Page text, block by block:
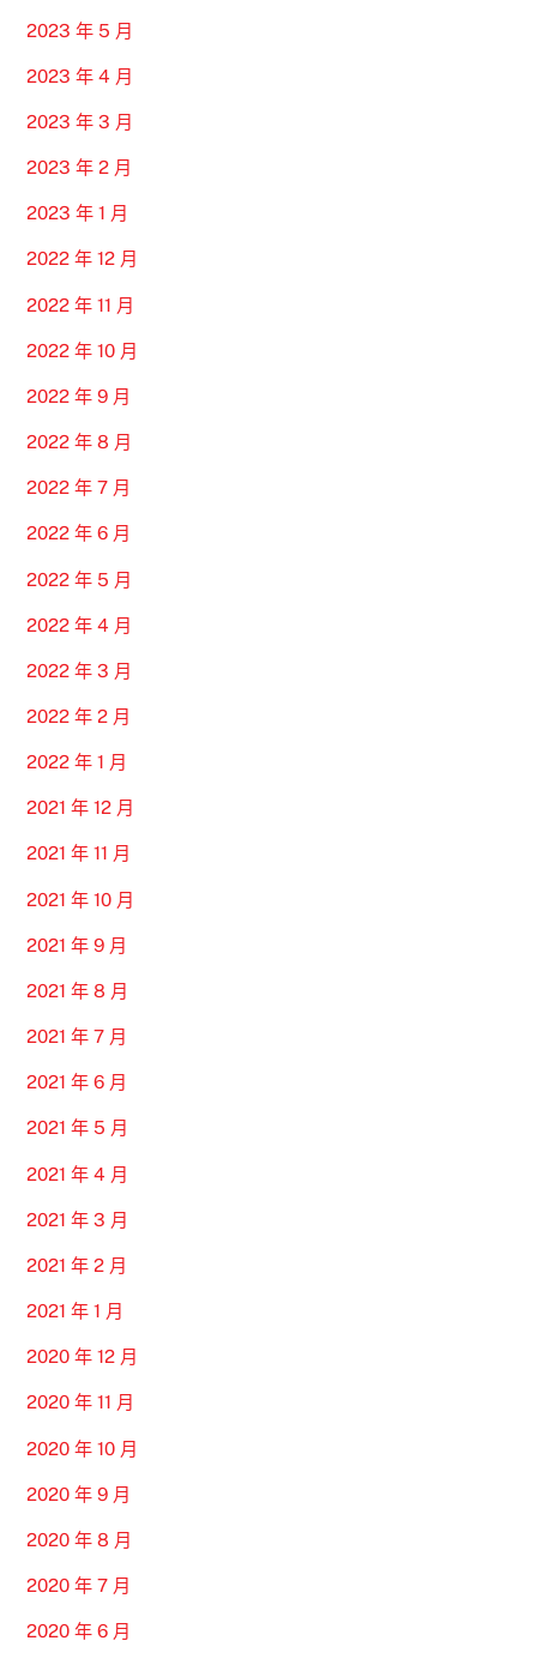
2023 年 5 月
2023 年 4 月
2023 年 3 月
2023 年 2 月
2023 年 1 月
2022 年 12 月
2022 年 11 月
2022 年 10 月
2022 年 9 月
2022 年 8 月
2022 年 7 月
2022 年 6 月
2022 年 5 月
2022 年 4 月
2022 年 3 月
2022 年 2 月
2022 年 1 月
2021 年 12 月
2021 年 11 月
2021 年 10 月
2021 年 9 月
2021 年 8 月
2021 年 7 月
2021 年 6 月
2021 年 5 月
2021 年 4 月
2021 年 3 月
2021 年 2 月
2021 年 1 月
2020 年 12 月
2020 年 11 月
2020 年 10 月
2020 年 9 月
2020 年 8 月
2020 年 7 月
2020 年 6 月